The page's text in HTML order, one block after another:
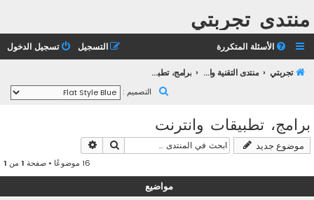
منتدى تجربتي
الأسئلة المتكررة تسجيل الدخول التسجيل
تجربتي منتدى التقنية والانترنت برامج، تطبيقات وانترنت
التصميم :
ثبرامج، تطبيقات وانترنت
موضوع جديد بحث
16 موضوعًا • صفحة 1 من 1
مواضيع